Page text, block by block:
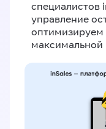
специалистов
управление
оптимизируем
максимальной